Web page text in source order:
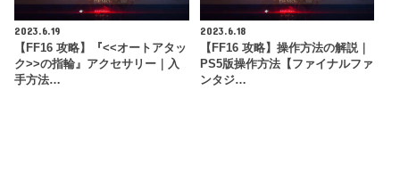
2023.6.19
【FF16 攻略】『<<オートアタッ
ク>>の指輪』アクセサリー｜入
手方法…
2023.6.18
【FF16 攻略】操作方法の解説｜
PS5版操作方法【ファイナルファ
ンタジ…